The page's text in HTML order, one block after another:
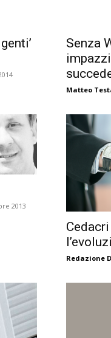
Senza
Matteo
2013
Redazione